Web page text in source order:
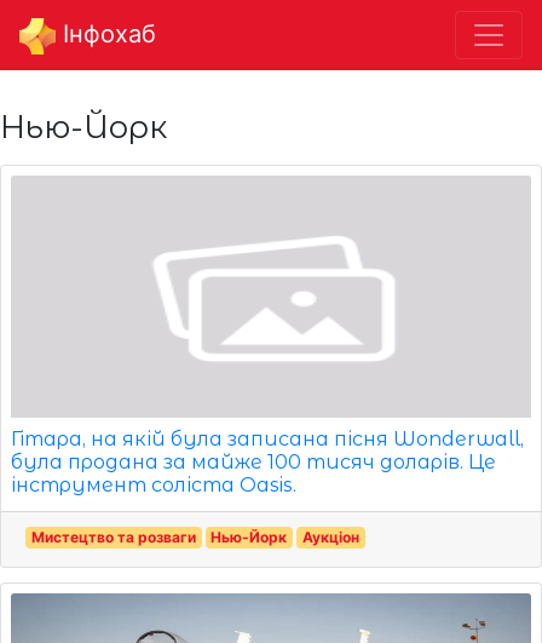
Інфохаб
Нью-Йорк
Гітара, на якій була записана пісня Wonderwall,
була продана за майже 100 тисяч доларів. Це
інструмент соліста Oasis.
Мистецтво та розваги Нью-Йорк Аукціон